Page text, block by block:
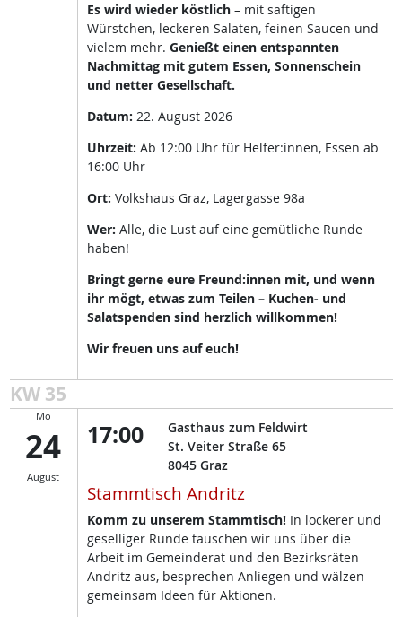
Es wird wieder köstlich – mit saftigen
Würstchen, leckeren Salaten, feinen Saucen und
vielem mehr. Genießt einen entspannten
Nachmittag mit gutem Essen, Sonnenschein
und netter Gesellschaft.
Datum: 22. August 2026
Uhrzeit: Ab 12:00 Uhr für Helfer:innen, Essen ab
16:00 Uhr
Ort: Volkshaus Graz, Lagergasse 98a
Wer: Alle, die Lust auf eine gemütliche Runde
haben!
Bringt gerne eure Freund:innen mit, und wenn
ihr mögt, etwas zum Teilen – Kuchen- und
Salatspenden sind herzlich willkommen!
Wir freuen uns auf euch!
KW 35
Mo
24
August
17:00
Gasthaus zum Feldwirt
St. Veiter Straße 65
8045 Graz
Stammtisch Andritz
Komm zu unserem Stammtisch!In lockerer und
geselliger Runde tauschen wir uns über die
Arbeit im Gemeinderat und den Bezirksräten
Andritz aus, besprechen Anliegen und wälzen
gemeinsam Ideen für Aktionen.